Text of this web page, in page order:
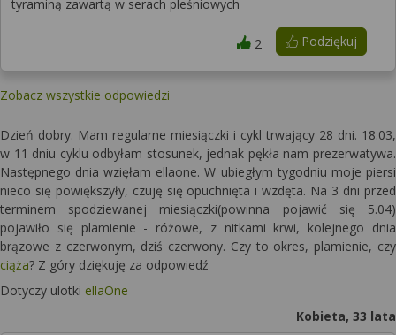
tyraminą zawartą w serach pleśniowych
Podziękuj
2
Zobacz wszystkie odpowiedzi
Dzień dobry. Mam regularne miesiączki i cykl trwający 28 dni. 18.03,
w 11 dniu cyklu odbyłam stosunek, jednak pękła nam prezerwatywa.
Następnego dnia wzięłam ellaone. W ubiegłym tygodniu moje piersi
nieco się powiększyły, czuję się opuchnięta i wzdęta. Na 3 dni przed
terminem spodziewanej miesiączki(powinna pojawić się 5.04)
pojawiło się plamienie - różowe, z nitkami krwi, kolejnego dnia
brązowe z czerwonym, dziś czerwony. Czy to okres, plamienie, czy
ciąża? Z góry dziękuję za odpowiedź
Dotyczy ulotki ellaOne
Kobieta, 33 lata